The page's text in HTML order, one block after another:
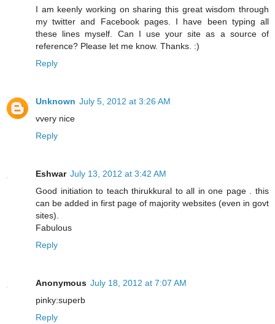
I am keenly working on sharing this great wisdom through
my twitter and Facebook pages. I have been typing all
these lines myself. Can I use your site as a source of
reference? Please let me know. Thanks. :)
Reply
Unknown July 5, 2012 at 3:26 AM
vvery nice
Reply
Eshwar July 13, 2012 at 3:42 AM
Good initiation to teach thirukkural to all in one page . this
can be added in first page of majority websites (even in govt
sites).
Fabulous
Reply
Anonymous July 18, 2012 at 7:07 AM
pinky:superb
Reply